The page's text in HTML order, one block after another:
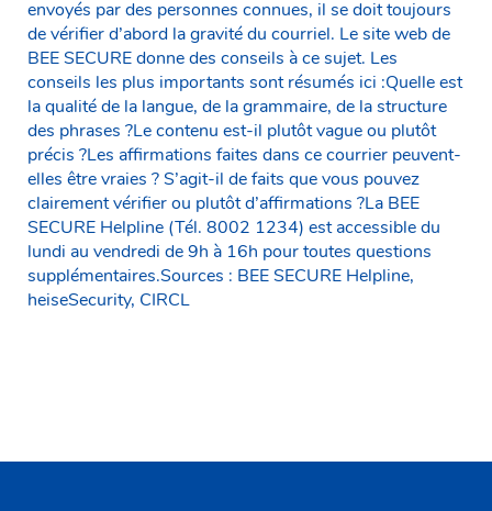
envoyés par des personnes connues, il se doit toujours
de vérifier d’abord la gravité du courriel. Le site web de
BEE SECURE donne des conseils à ce sujet. Les
conseils les plus importants sont résumés ici :Quelle est
la qualité de la langue, de la grammaire, de la structure
des phrases ?Le contenu est-il plutôt vague ou plutôt
précis ?Les affirmations faites dans ce courrier peuvent-
elles être vraies ? S’agit-il de faits que vous pouvez
clairement vérifier ou plutôt d’affirmations ?La BEE
SECURE Helpline (Tél. 8002 1234) est accessible du
lundi au vendredi de 9h à 16h pour toutes questions
supplémentaires.Sources : BEE SECURE Helpline,
heiseSecurity, CIRCL